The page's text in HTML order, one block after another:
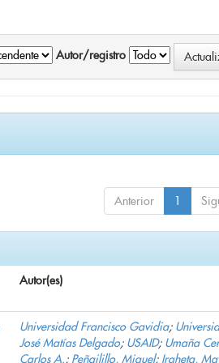
Autor/registro
Anterior 1
Autor(es)
Universidad Francisco Gavidia;
José Matías Delgado; USAID; Umaña
Carlos A.; Peñailillo, Miguel; Iraheta,